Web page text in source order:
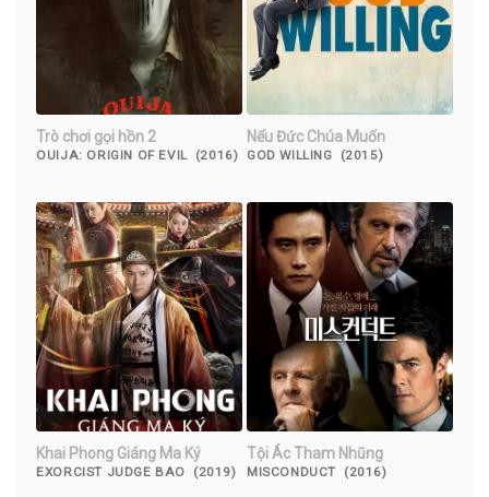
Trò chơi gọi hồn 2
OUIJA: ORIGIN OF EVIL (2016)
Nếu Đức Chúa Muốn
GOD WILLING (2015)
Khai Phong Giáng Ma Ký
EXORCIST JUDGE BAO (2019)
Tội Ác Tham Nhũng
MISCONDUCT (2016)